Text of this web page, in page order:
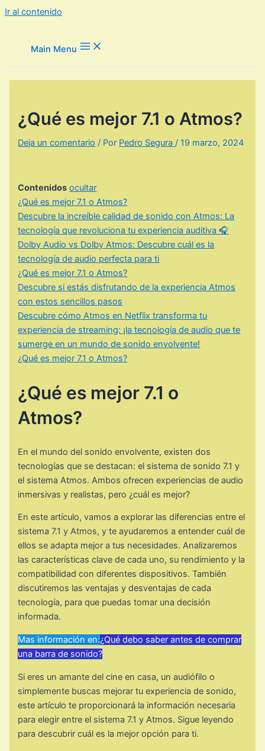
Ir al contenido
Main Menu
¿Qué es mejor 7.1 o Atmos?
Deja un comentario / Por Pedro Segura/19 marzo, 2024
Contenidos ocultar
¿Qué es mejor 7.1 o Atmos?
Descubre la increíble calidad de sonido con Atmos: La
tecnología que revoluciona tu experiencia auditiva 🎧
Dolby Audio vs Dolby Atmos: Descubre cuál es la
tecnología de audio perfecta para ti
¿Qué es mejor 7.1 o Atmos?
Descubre si estás disfrutando de la experiencia Atmos
con estos sencillos pasos
Descubre cómo Atmos en Netflix transforma tu
experiencia de streaming: ¡la tecnología de audio que te
sumerge en un mundo de sonido envolvente!
¿Qué es mejor 7.1 o Atmos?
¿Qué es mejor 7.1 o
Atmos?
En el mundo del sonido envolvente, existen dos
tecnologías que se destacan: el sistema de sonido 7.1 y
el sistema Atmos. Ambos ofrecen experiencias de audio
inmersivas y realistas, pero ¿cuál es mejor?
En este artículo, vamos a explorar las diferencias entre el
sistema 7.1 y Atmos, y te ayudaremos a entender cuál de
ellos se adapta mejor a tus necesidades. Analizaremos
las características clave de cada uno, su rendimiento y la
compatibilidad con diferentes dispositivos. También
discutiremos las ventajas y desventajas de cada
tecnología, para que puedas tomar una decisión
informada.
Mas información en:¿Qué debo saber antes de comprar
una barra de sonido?
Si eres un amante del cine en casa, un audiófilo o
simplemente buscas mejorar tu experiencia de sonido,
este artículo te proporcionará la información necesaria
para elegir entre el sistema 7.1 y Atmos. Sigue leyendo
para descubrir cuál es la mejor opción para ti.